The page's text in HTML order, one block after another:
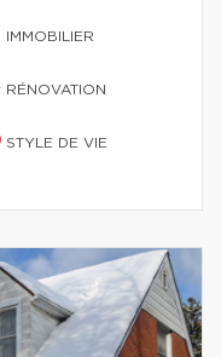
IMMOBILIER
RÉNOVATION
STYLE DE VIE